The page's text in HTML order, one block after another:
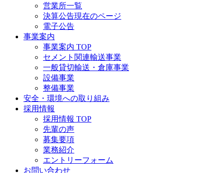
営業所一覧
決算公告現在のページ
電子公告
事業案内
事業案内 TOP
セメント関連輸送事業
一般貸切輸送・倉庫事業
設備事業
整備事業
安全・環境への取り組み
採用情報
採用情報 TOP
先輩の声
募集要項
業務紹介
エントリーフォーム
お問い合わせ